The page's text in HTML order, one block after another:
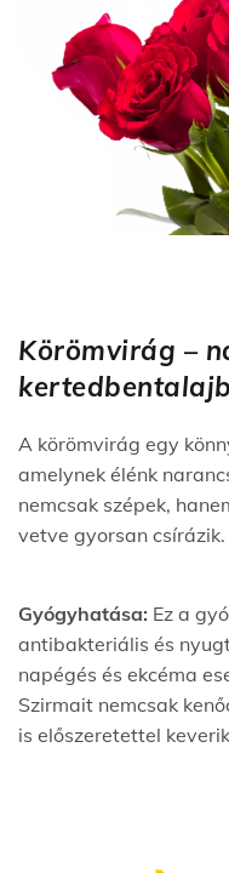
Körömvirág –
kertedben
A körömvirág egy
amelynek élénk
nemcsak szépek,
vetve gyorsan csírázik.
Gyógyhatása: Ez a
antibakteriális és
napégés és ekcéma
Szirmait nemcsak
is előszeretettel